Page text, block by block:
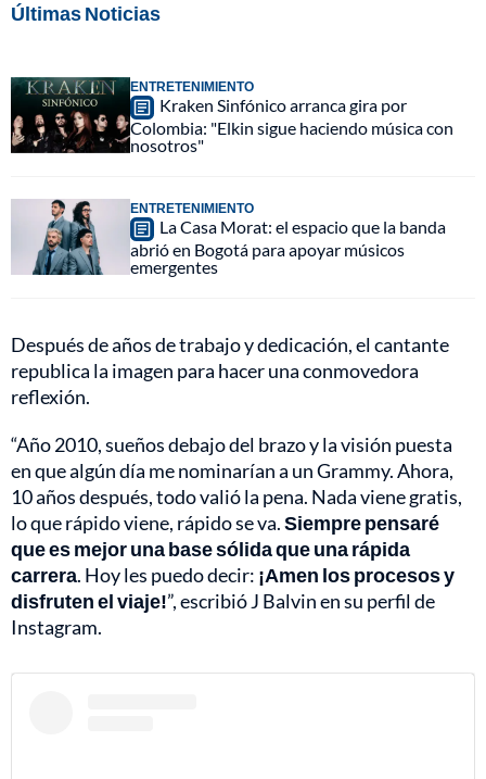
Últimas Noticias
ENTRETENIMIENTO
Kraken Sinfónico arranca gira por
Colombia: "Elkin sigue haciendo música con
nosotros"
ENTRETENIMIENTO
La Casa Morat: el espacio que la banda
abrió en Bogotá para apoyar músicos
emergentes
Después de años de trabajo y dedicación, el cantante
republica la imagen para hacer una conmovedora
reflexión.
“Año 2010, sueños debajo del brazo y la visión puesta
en que algún día me nominarían a un Grammy. Ahora,
10 años después, todo valió la pena. Nada viene gratis,
lo que rápido viene, rápido se va.Siempre pensaré
que es mejor una base sólida que una rápida
carrera. Hoy les puedo decir: ¡Amen los procesos y
disfruten el viaje!”, escribió J Balvin en su perfil de
Instagram.